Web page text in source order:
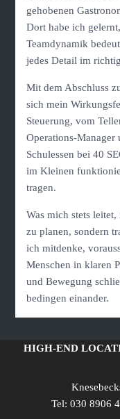
gehobenen
Dort habe ich
Teamdynamik
jedes Detail im
Mit dem Abschluss
sich mein
Steuerung, vom
Operations-Manager
Schulessen bei 40
im Kleinen
tragen.
Was mich stets
zu planen, sondern
ich mitdenke,
Menschen in klaren
und Bewegung
bedingen einander.
HIGH-END
Tel: 030 8906